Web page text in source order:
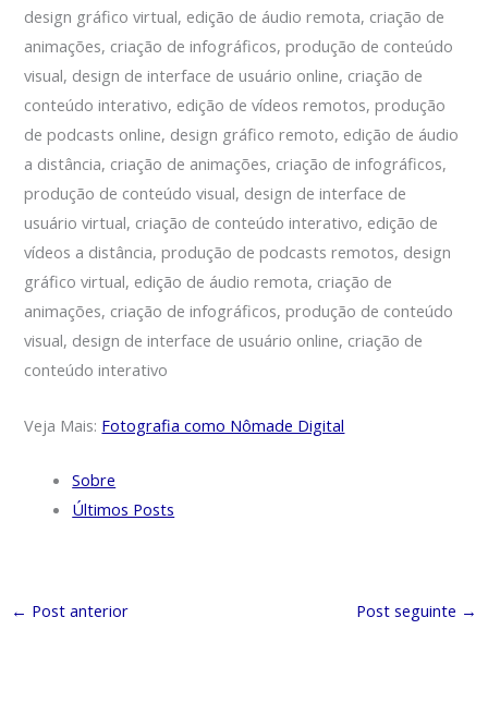
design gráfico virtual, edição de áudio remota, criação de
animações, criação de infográficos, produção de conteúdo
visual, design de interface de usuário online, criação de
conteúdo interativo, edição de vídeos remotos, produção
de podcasts online, design gráfico remoto, edição de áudio
a distância, criação de animações, criação de infográficos,
produção de conteúdo visual, design de interface de
usuário virtual, criação de conteúdo interativo, edição de
vídeos a distância, produção de podcasts remotos, design
gráfico virtual, edição de áudio remota, criação de
animações, criação de infográficos, produção de conteúdo
visual, design de interface de usuário online, criação de
conteúdo interativo
Veja Mais: Fotografia como Nômade Digital
Sobre
Últimos Posts
← Post anterior Post seguinte →